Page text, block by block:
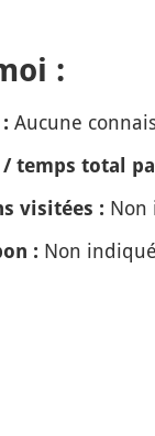
:
Aucune
temps total
visitées : Non
: Non indiqué